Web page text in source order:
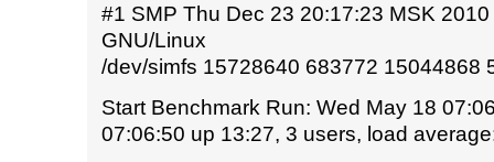
#1 SMP Thu Dec 23 20:17:23 MSK
GNU/Linux
/dev/simfs 15728640 683772 15044868
Start Benchmark Run: Wed May 18
07:06:50 up 13:27, 3 users, load